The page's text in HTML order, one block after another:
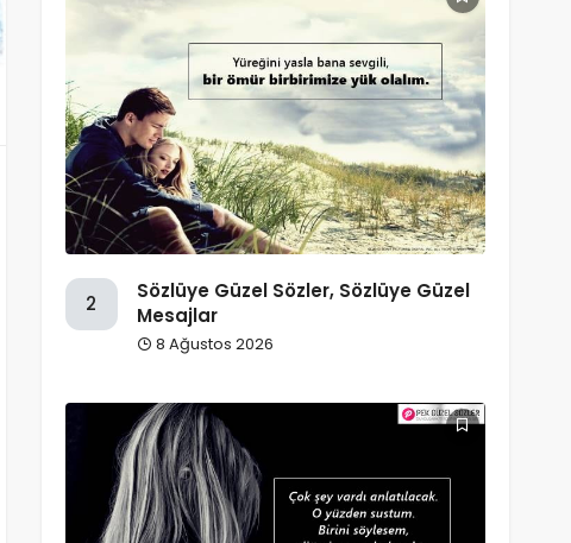
2
Sözlüye Güzel Sözler, Sözlüye Güzel
Mesajlar
8 Ağustos 2026